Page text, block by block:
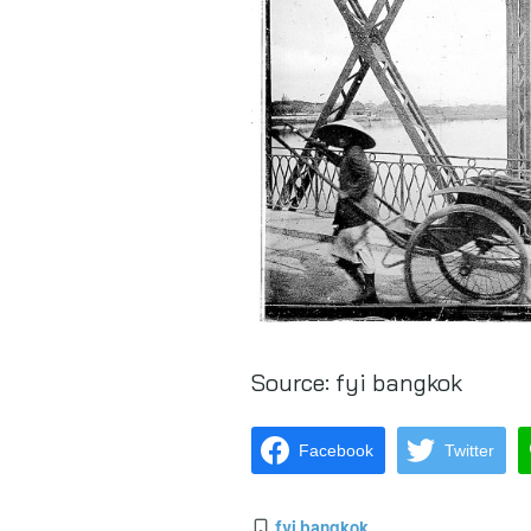
Source: fyi bangkok
Facebook Twitter